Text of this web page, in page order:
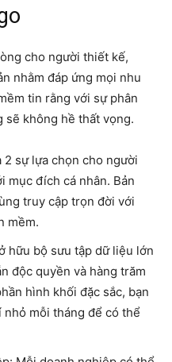
cho người thiết kế,
nhằm đáp ứng mọi nhu
tin rằng với sự phân
sẽ không hề thất vọng.
2 sự lựa chọn cho người
mục đích cá nhân. Bản
truy cập trọn đời với
mềm.
hữu bộ sưu tập dữ liệu lớn
độc quyền và hàng trăm
hình khối đặc sắc, bạn
mỗi tháng để có thể